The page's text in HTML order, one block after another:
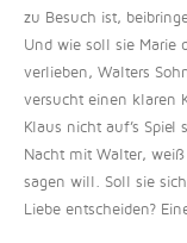
zu Besuch ist,
Und wie soll sie Marie
verlieben, Walters
versucht einen klaren
Klaus nicht auf’s
Nacht mit Walter,
sagen will. Soll sie
Liebe entscheiden?